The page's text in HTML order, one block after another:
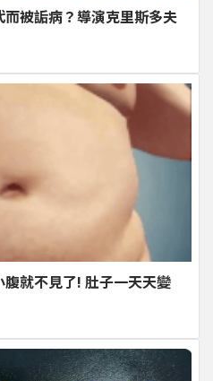
而被詬病？導演克里斯多夫
就不見了! 肚子一天天變